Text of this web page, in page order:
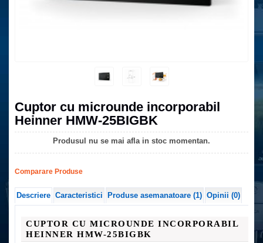
Cuptor cu microunde incorporabil
Heinner HMW-25BIGBK
Produsul nu se mai afla in stoc momentan.
Comparare Produse
Descriere Caracteristici Produse asemanatoare (1) Opinii (0)
CUPTOR CU MICROUNDE INCORPORABIL
HEINNER HMW-25BIGBK